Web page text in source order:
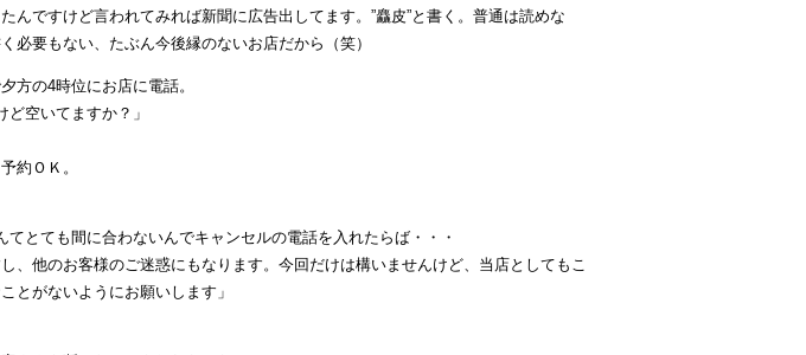
んですけど言われてみれば新聞に広告出してます。”麤皮”と書く。普通は読めな
必要もない、たぶん今後縁のないお店だから（笑）
方の4時位にお店に電話。
ど空いてますか？」
約ＯＫ。
とても間に合わないんでキャンセルの電話を入れたらば・・・
、他のお客様のご迷惑にもなります。今回だけは構いませんけど、当店としてもこ
とがないようにお願いします」